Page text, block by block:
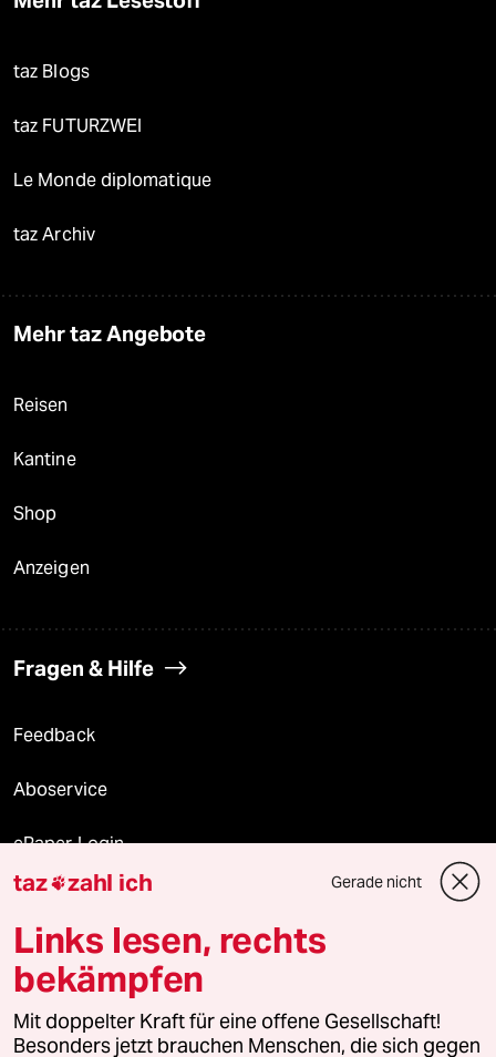
taz Blogs
taz FUTURZWEI
Le Monde diplomatique
taz Archiv
Mehr taz Angebote
Reisen
Kantine
Shop
Anzeigen
Fragen & Hilfe
Feedback
Aboservice
ePaper Login
Downloads für Abonnierende
© 2026 taz Verlags und Vertriebs GmbH
Alle Rechte vorbehalten. Bei rechtlichen Fragen oder für Genehmigungen
wenden Sie sich bitte an
lizenzen@taz.de
taz zahl ich Gerade nicht
Links lesen, rechts
bekämpfen
Mit doppelter Kraft für eine offene Gesellschaft!
Besonders jetzt brauchen Menschen, die sich gegen